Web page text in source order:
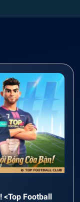
<Top Football